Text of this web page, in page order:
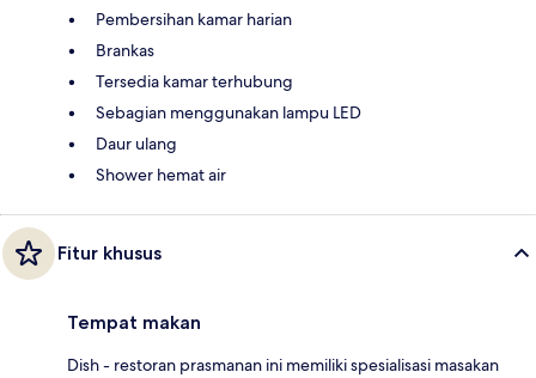
Pembersihan kamar harian
Brankas
Tersedia kamar terhubung
Sebagian menggunakan lampu LED
Daur ulang
Shower hemat air
Fitur khusus
Tempat makan
Dish - restoran prasmanan ini memiliki spesialisasi masakan